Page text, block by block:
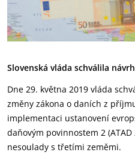
Slovenská vláda schválila
Dne 29. května 2019 vláda
změny zákona o daních z
implementaci ustanovení
daňovým povinnostem 2
nesoulady s třetími zeměmi.